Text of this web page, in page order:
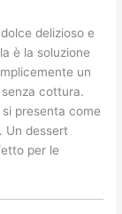
delizioso e
è la soluzione
un
cottura.
presenta come
Un dessert
per le